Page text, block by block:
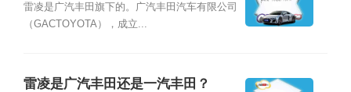
雷凌是广汽丰田旗下的。广汽丰田汽车有限公司
（GACTOYOTA），成立...
雷凌是广汽丰田还是一汽丰田？